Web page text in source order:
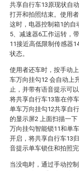
共享自行车13原现状自
打开和拍照结束。使用
这时，电器控制箱1的自
5、减速器6工作运转，
11接近高低限制传感器
状态。
使用者还车时，按手动
车万向挂勾12 会自动上
止，并带有语音提示可
将共享自行车13靠在停
单车万向挂勾12共享自
的显示屏2 上面扫描一
万向挂勾智能锁11和单
开启，将共享自行车13
音提示单车锁住和拍照完
当没电时，通过手动控